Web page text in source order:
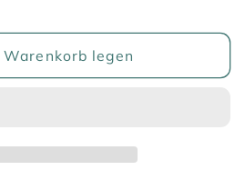
Warenkorb legen